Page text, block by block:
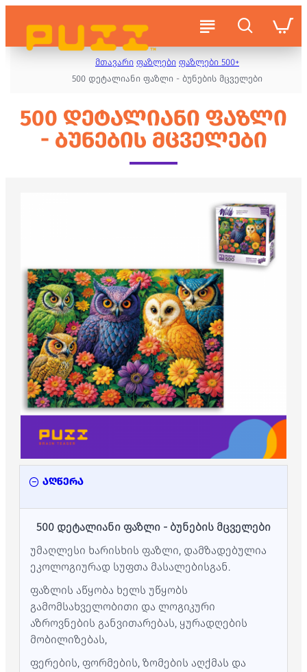
მთავარი ფაზლები ფაზლები 500+
500 დეტალიანი ფაზლი - ბუნების მცველები
500 ᲓᲔᲢᲐᲚᲘᲐᲜᲘ ᲤᲐᲖᲚᲘ
- ᲑᲣᲜᲔᲑᲘᲡ ᲛᲪᲕᲔᲚᲔᲑᲘ
აღწერა
500 დეტალიანი ფაზლი - ბუნების მცველები
უმაღლესი ხარისხის ფაზლი, დამზადებულია
ეკოლოგიურად სუფთა მასალებისგან.
ფაზლის აწყობა ხელს უწყობს
გამომსახველობითი და ლოგიკური
აზროვნების განვითარებას, ყურადღების
მობილიზებას,
ფერების, ფორმების, ზომების აღქმას და